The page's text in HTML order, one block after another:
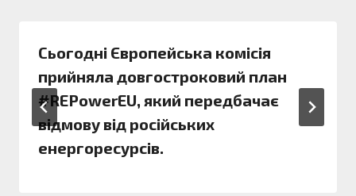
Сьогодні Європейська комісія
прийняла довгостроковий план
#REPowerEU, який передбачає
відмову від російських
енергоресурсів.